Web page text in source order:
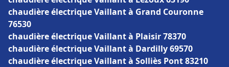
chaudière électrique Vaillant à Grand Couronne
76530
chaudière électrique Vaillant à Plaisir 78370
chaudière électrique Vaillant à Dardilly 69570
chaudière électrique Vaillant à Solliès Pont 83210